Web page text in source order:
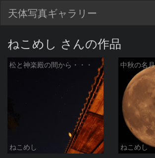
天体写真ギャラリー
ねこめし さんの作品
松と神楽殿の間から・・・
ねこめし
中秋の名
ねこめし